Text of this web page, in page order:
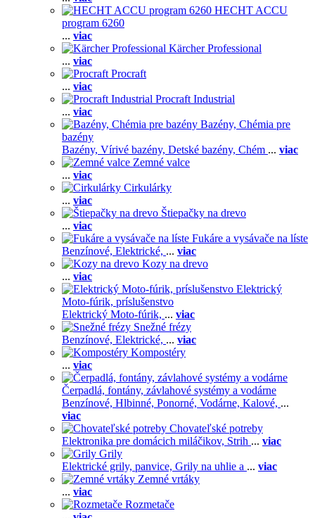
HECHT ACCU
program 6260
... viac
Kärcher Professional
... viac
Procraft
... viac
Procraft Industrial
... viac
Bazény, Chémia pre
bazény
Bazény, Vírivé bazény, Detské bazény, Chém ... viac
Zemné valce
... viac
Cirkulárky
... viac
Štiepačky na drevo
... viac
Fukáre a vysávače na líste
Benzínové, Elektrické, ... viac
Kozy na drevo
... viac
Elektrický
Moto-fúrik, príslušenstvo
Elektrický Moto-fúrik, ... viac
Snežné frézy
Benzínové, Elektrické, ... viac
Kompostéry
... viac
Čerpadlá, fontány, závlahové systémy a vodárne
Benzínové, Hlbinné, Ponorné, Vodárne, Kalové, ...
viac
Chovateľské potreby
Elektronika pre domácich miláčikov, Strih ... viac
Grily
Elektrické grily, panvice, Grily na uhlie a ... viac
Zemné vrtáky
... viac
Rozmetače